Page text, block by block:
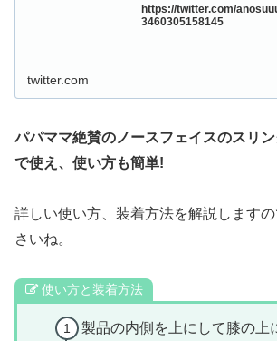
https://twitter.com/
3460305158145
twitter.com
パパママ絶賛のノースフェイスのスリ
で使え、使い方も簡単!
詳しい使い方、装着方法を解説します
さいね。
使い方と装着方法
製品の内側を上にして膝の上